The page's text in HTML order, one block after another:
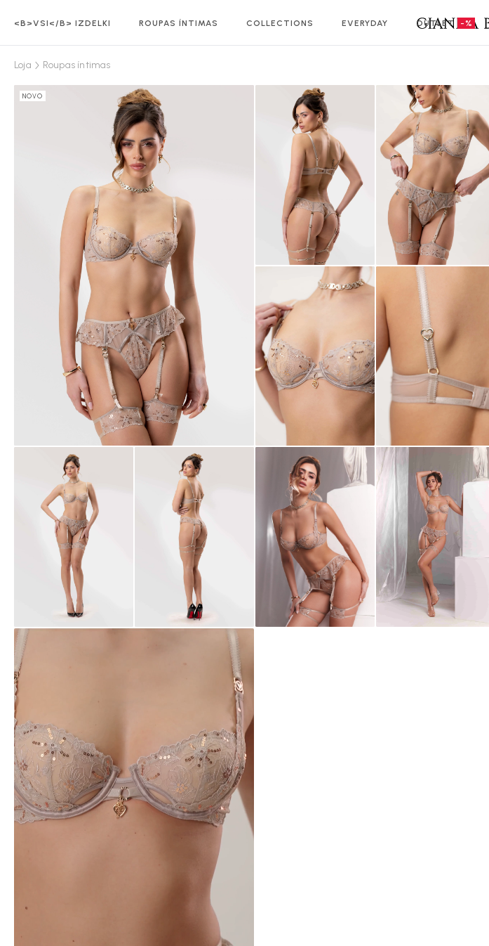
<B>VSI</B> IZDELKI ROUPAS ÍNTIMAS COLLECTIONS EVERYDAY OUTLET -%
Loja Roupas íntimas
NOVO